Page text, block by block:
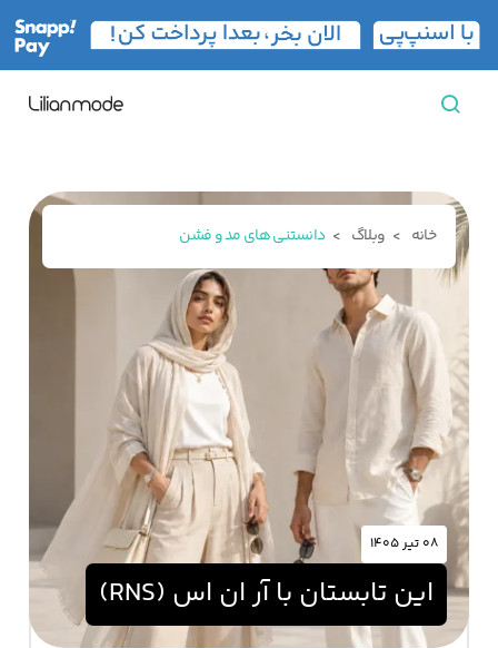
مردانه
زنانه
بچه‌گانه
تجهیزات سفر
زیبایی و سلامت
تیشرت مردانه پیراهن مردانه پولوشرت مردانه
بارانی مردانه پالتو مردانه
جوراب مردانه کت مردانه کاپشن و پافر مردانه
شلوارک مردانه ژاکت و پلیور مردانه شلوار کتان مردانه
۰۸ تیر ۱۴۰۵
این تابستان با آر ان اس (RNS)
خانه وبلاگ دانستنی های مد و فشن